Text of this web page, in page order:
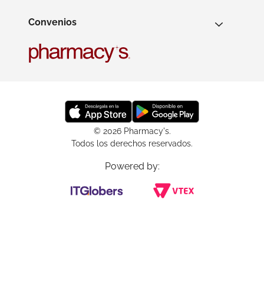
Convenios
© 2026 Pharmacy's.
Todos los derechos reservados.
Powered by: